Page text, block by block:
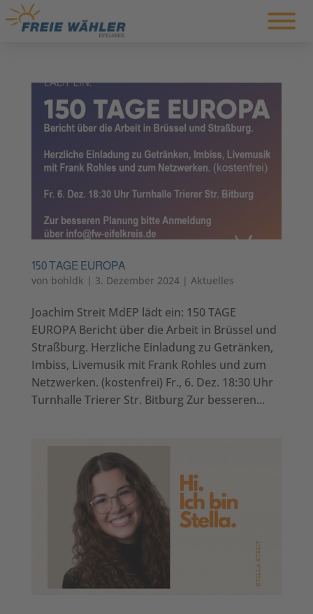
150 TAGE EUROPA
von bohldk | 3. Dezember 2024| Aktuelles
Joachim Streit MdEP lädt ein: 150 TAGE
EUROPA Bericht über die Arbeit in Brüssel und
Straßburg. Herzliche Einladung zu Getränken,
Imbiss, Livemusik mit Frank Rohles und zum
Netzwerken. (kostenfrei) Fr., 6. Dez. 18:30 Uhr
Turnhalle Trierer Str. Bitburg Zur besseren...